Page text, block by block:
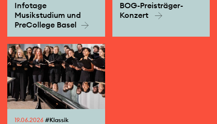
Infotage
Musikstudium und
PreCollege Basel
BOG-Preisträger-
Konzert
19.06.2026 #Klassik